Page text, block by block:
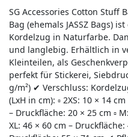
SG Accessories Cotton Stuff
Bag (ehemals JASSZ Bags)
Kordelzug in Naturfarbe.
und langlebig. Erhältlich in
Kleinteilen, als
perfekt für Stickerei,
g/m²) ✔ Verschluss:
(LxH in cm): ▫ 2XS: 10 × 14
– Druckfläche: 20 × 25 cm ▫
XL: 46 × 60 cm –